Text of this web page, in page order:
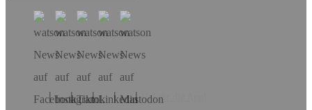
Hol dir die App!